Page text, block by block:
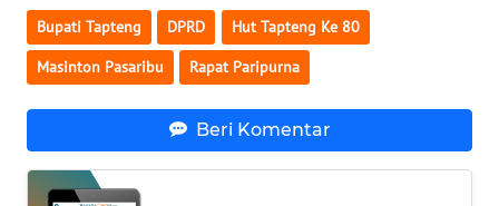
Bupati Tapteng DPRD Hut Tapteng Ke 80
Masinton Pasaribu Rapat Paripurna
Beri Komentar
WN
TEBING
TINGGI